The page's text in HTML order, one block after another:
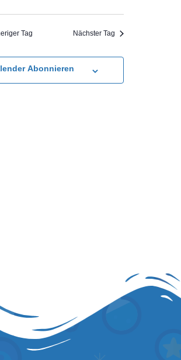
Tag Nächster Tag
Abonnieren